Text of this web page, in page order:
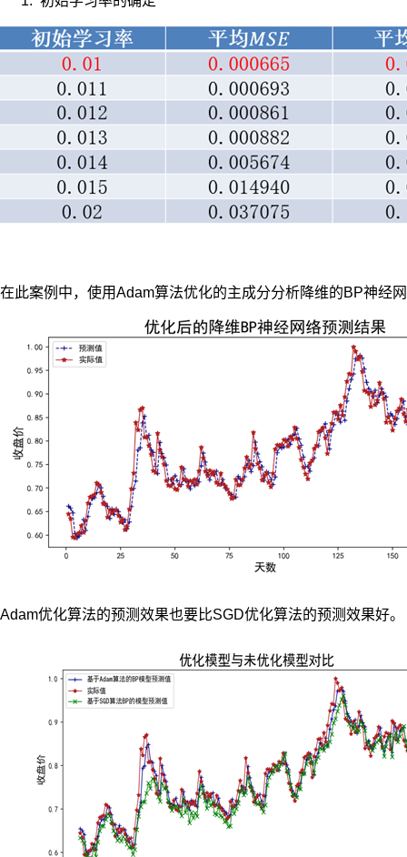
构
和
练
网
络
在此案例中，使用Adam算法优化的主成分分析降维的BP神经
Adam优化算法的预测效果也要比SGD优化算法的预测效果好。